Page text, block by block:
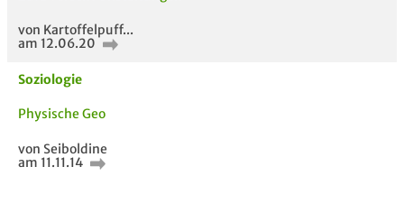
von Kartoffelpuff...
am 12.06.20
Soziologie
Physische Geo
von Seiboldine
am 11.11.14